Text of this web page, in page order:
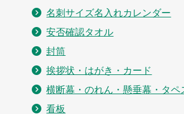
名刺サイズ名入れカレンダー
安否確認タオル
封筒
挨拶状・はがき・カード
横断幕・のれん・懸垂幕・タペ
看板